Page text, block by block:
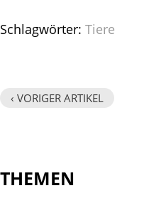
Schlagwörter: Tiere
‹ VORIGER ARTIKEL
THEMEN